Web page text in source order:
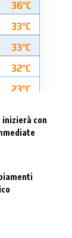
inizierà con